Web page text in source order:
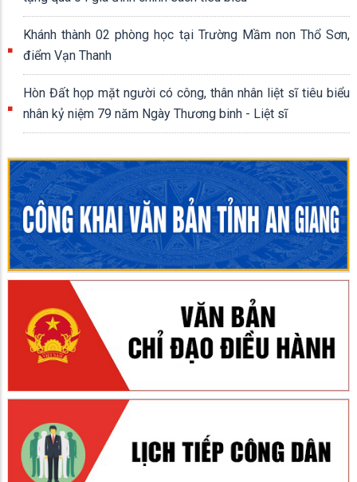
Khánh thành 02 phòng học tại Trường Mầm non Thổ Sơn,
điểm Vạn Thanh
Hòn Đất họp mặt người có công, thân nhân liệt sĩ tiêu biểu
nhân kỷ niệm 79 năm Ngày Thương binh - Liệt sĩ